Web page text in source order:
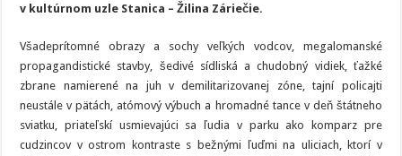
v kultúrnom uzle Stanica – Žilina Záriečie.
Všadeprítomné obrazy a sochy veľkých vodcov, megalomanské
propagandistické stavby, šedivé sídliská a chudobný vidiek, ťažké
zbrane namierené na juh v demilitarizovanej zóne, tajní policajti
neustále v pätách, atómový výbuch a hromadné tance v deň štátneho
sviatku, priateľskí usmievajúci sa ľudia v parku ako komparz pre
cudzincov v ostrom kontraste s bežnými ľuďmi na uliciach, ktorí v